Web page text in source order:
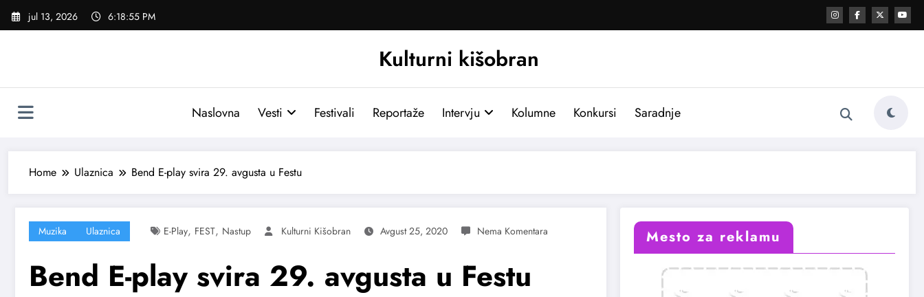
Skoči
jul 13, 2026 6:18:56 PM
Kulturni kišobran
Naslovna Vesti Festivali Reportaže Intervju Kolumne Konkursi Saradnje
Home Ulaznica Bend E-play svira 29. avgusta u Festu
Muzika Ulaznica E-Play, FEST, Nastup Kulturni Kišobran Avgust 25, 2020
Bend E-play svira 29. avgusta u Festu
Mesto za reklamu